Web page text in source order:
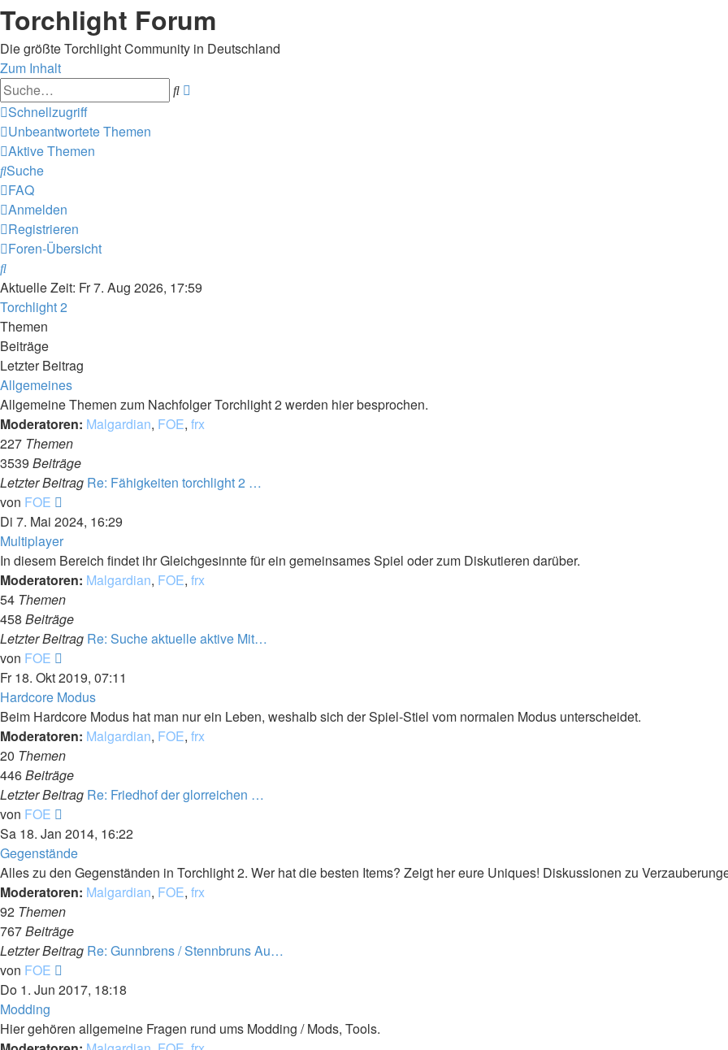
Torchlight Forum
Die größte Torchlight Community in Deutschland
Zum Inhalt
Suche
Schnellzugriff
Unbeantwortete Themen
Aktive Themen
Suche
FAQ
Anmelden
Registrieren
Foren-Übersicht
Suche
Aktuelle Zeit: Fr 7. Aug 2026, 17:59
Torchlight 2
Themen
Beiträge
Letzter Beitrag
Allgemeines
Allgemeine Themen zum Nachfolger Torchlight 2 werden hier besprochen.
Moderatoren: Malgardian, FOE, frx
227 Themen
3539 Beiträge
Letzter Beitrag Re: Fähigkeiten torchlight 2 …
von FOE
Beitrag
Di 7. Mai 2024, 16:29
Multiplayer
In diesem Bereich findet ihr Gleichgesinnte für ein gemeinsames Spiel oder zum Diskutieren darüber.
Moderatoren: Malgardian, FOE, frx
54 Themen
458 Beiträge
Letzter Beitrag Re: Suche aktuelle aktive Mit…
von FOE
Beitrag
Fr 18. Okt 2019, 07:11
Hardcore Modus
Beim Hardcore Modus hat man nur ein Leben, weshalb sich der Spiel-Stiel vom normalen Modus unterscheidet.
Moderatoren: Malgardian, FOE, frx
20 Themen
446Beiträge
Letzter Beitrag Re: Friedhof der glorreichen …
von FOE
Beitrag
Sa 18. Jan 2014, 16:22
Gegenstände
Alles zu den Gegenständen in Torchlight 2. Wer hat die besten Items? Zeigt her eure Uniques! Diskussionen zu
Moderatoren: Malgardian, FOE, frx
92 Themen
767Beiträge
Letzter Beitrag Re: Gunnbrens / Stennbruns Au…
von FOE
Beitrag
Do 1. Jun 2017, 18:18
Modding
Hier gehören allgemeine Fragen rund ums Modding / Mods, Tools.